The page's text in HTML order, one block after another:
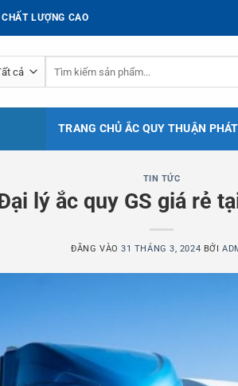
LƯỢNG CAO
kiếm:
TRANG CHỦ ẮC QUY THUẬN PHÁT
TIN TỨC
lý ắc quy GS giá rẻ
ĐĂNG VÀO31 THÁNG 3, 2024 BỞI